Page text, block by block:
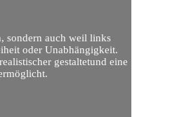
sondern auch weil links
oder Unabhängigkeit.
gestaltetund eine